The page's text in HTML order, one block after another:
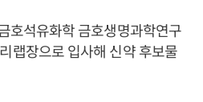
호석유화학 금호생명과학연구
랩장으로 입사해 신약 후보물